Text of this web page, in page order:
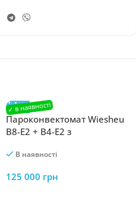
Пароконвектомат Wiesheu
B8-E2 + B4-E2 з
пекарська піч для пекарні
В наявності
125 000 грн